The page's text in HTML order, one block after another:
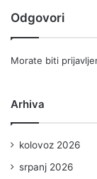
Odgovori
Morate biti
Arhiva
kolovoz 2026
srpanj 2026